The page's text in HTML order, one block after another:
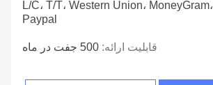
L/C، T/T، Western Union، MoneyGram،
Paypal
قابلیت ارائه: 500 جفت در ماه